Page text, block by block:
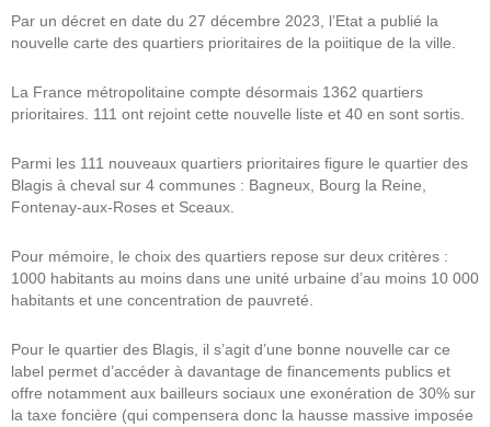
Par un décret en date du 27 décembre 2023, l’Etat a publié la
nouvelle carte des quartiers prioritaires de la poiitique de la ville.
La France métropolitaine compte désormais 1362 quartiers
prioritaires. 111 ont rejoint cette nouvelle liste et 40 en sont sortis.
Parmi les 111 nouveaux quartiers prioritaires figure le quartier des
Blagis à cheval sur 4 communes : Bagneux, Bourg la Reine,
Fontenay-aux-Roses et Sceaux.
Pour mémoire, le choix des quartiers repose sur deux critères :
1000 habitants au moins dans une unité urbaine d’au moins 10 000
habitants et une concentration de pauvreté.
Pour le quartier des Blagis, il s’agit d’une bonne nouvelle car ce
label permet d’accéder à davantage de financements publics et
offre notamment aux bailleurs sociaux une exonération de 30% sur
la taxe foncière (qui compensera donc la hausse massive imposée